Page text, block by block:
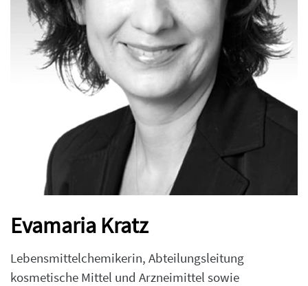
Evamaria Kratz
Lebensmittelchemikerin, Abteilungsleitung
kosmetische Mittel und Arzneimittel sowie